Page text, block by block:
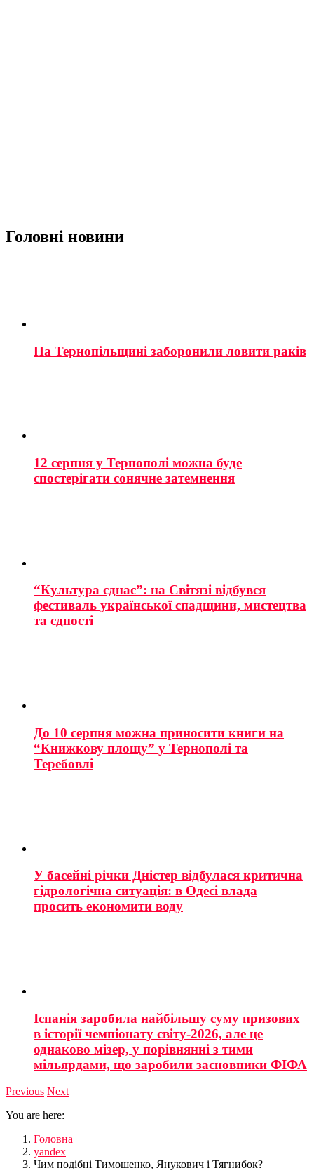
Головні новини
На Тернопільщині заборонили ловити раків
12 серпня у Тернополі можна буде
спостерігати сонячне затемнення
“Культура єднає”: на Світязі відбувся
фестиваль української спадщини, мистецтва
та єдності
До 10 серпня можна приносити книги на
“Книжкову площу” у Тернополі та
Теребовлі
У басейні річки Дністер відбулася критична
гідрологічна ситуація: в Одесі влада
просить економити воду
Іспанія заробила найбільшу суму призових
в історії чемпіонату світу-2026, але це
однаково мізер, у порівнянні з тими
мільярдами, що заробили засновники ФІФА
Previous Next
You are here:
Головна
yandex
Чим подібні Тимошенко, Янукович і Тягнибок?